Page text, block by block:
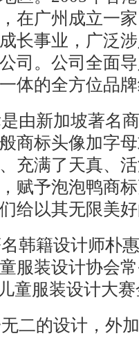
在广州成立一
长事业，广泛
司。公司全面
体的全方位品
由新加坡著名
商标头像加字
充满了天真、
赋予泡泡鸭商
给以其无限美
韩籍设计师朴
服装设计协会
童服装设计大
二的设计，外